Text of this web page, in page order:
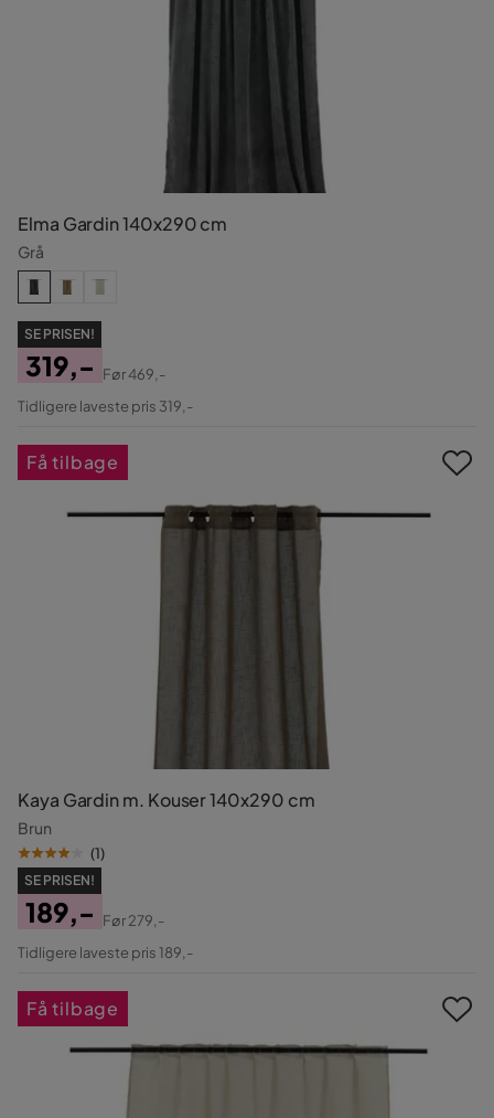
Elma Gardin 140x290 cm
Grå
SE PRISEN!
Pris
319,-
Original
Før469,-
Tidligere laveste pris 319,-
Kaya Gardin m. Kouser 140x290 cm
Brun
(1)
SE PRISEN!
Pris
189,-
Original
Før279,-
Tidligere laveste pris 189,-
Få tilbage
Få tilbage